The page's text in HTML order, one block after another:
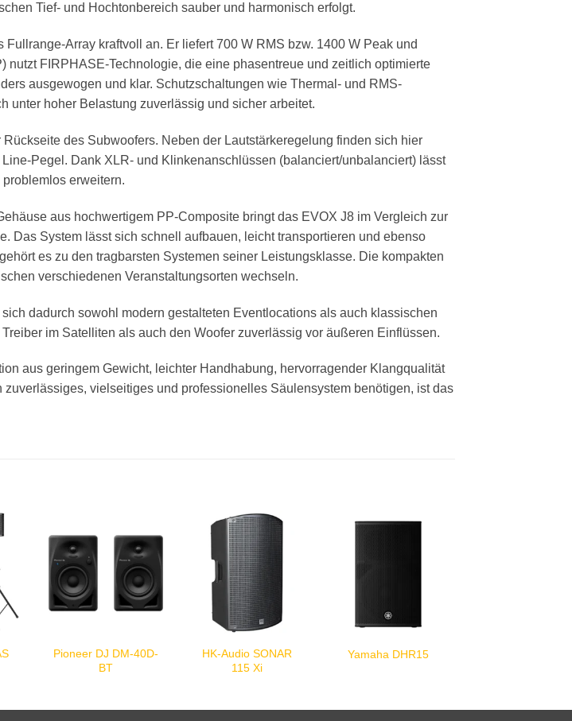
Tief- und Hochtonbereich sauber und harmonisch erfolgt.
Array kraftvoll an. Er liefert 700 W RMS bzw. 1400 W Peak und
FIRPHASE-Technologie, die eine phasentreue und zeitlich optimierte
ausgewogen und klar. Schutzschaltungen wie Thermal- und RMS-
unter hoher Belastung zuverlässig und sicher arbeitet.
des Subwoofers. Neben der Lautstärkeregelung finden sich hier
Pegel. Dank XLR- und Klinkenanschlüssen (balanciert/unbalanciert) lässt
erweitern.
aus hochwertigem PP-Composite bringt das EVOX J8 im Vergleich zur
Das System lässt sich schnell aufbauen, leicht transportieren und ebenso
es zu den tragbarsten Systemen seiner Leistungsklasse. Die kompakten
verschiedenen Veranstaltungsorten wechseln.
dadurch sowohl modern gestalteten Eventlocations als auch klassischen
im Satelliten als auch den Woofer zuverlässig vor äußeren Einflüssen.
aus geringem Gewicht, leichter Handhabung, hervorragender Klangqualität
vielseitiges und professionelles Säulensystem benötigen, ist das
Pioneer DJ DM-40D-
BT
HK-Audio SONAR
115 Xi
Yamaha DHR15